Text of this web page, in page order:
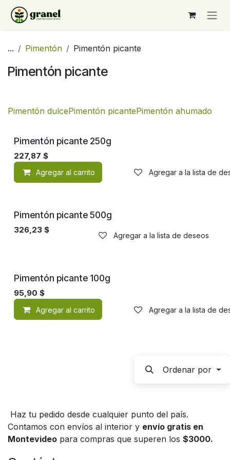
Ir al contenido
... Pimentón Pimentón picante
Pimentón picante
Pimentón dulcePimentón picantePimentón ahumado
Pimentón picante 250g
227,87 $
Agregar al carrito Agregar a la lista de
Pimentón picante 500g
326,23 $
Agregar a la lista de deseos
Pimentón picante 100g
95,90 $
Agregar al carrito Agregar a la lista de
Ordenar por
Haz tu pedido desde cualquier punto del país.
Contamos con envíos al interior y envío gratis en
Montevideo para compras que superen los $3000.